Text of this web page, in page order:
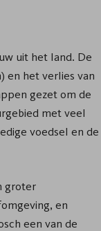
uit het land. De
en het verlies van
gezet om de
met veel
voedsel en de
groter
en
een van de